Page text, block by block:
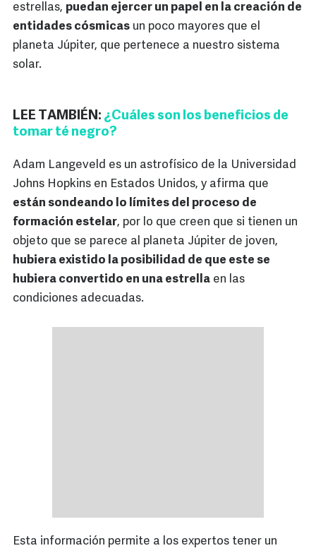
estrellas, puedan ejercer un papel en la creación de
entidades cósmicas un poco mayores que el
planeta Júpiter, que pertenece a nuestro sistema
solar.
LEE TAMBIÉN: ¿Cuáles son los beneficios de
tomar té negro?
Adam Langeveld es un astrofísico de la Universidad
Johns Hopkins en Estados Unidos, y afirma que
están sondeando lo límites del proceso de
formación estelar, por lo que creen que si tienen un
objeto que se parece al planeta Júpiter de joven,
hubiera existido la posibilidad de que este se
hubiera convertido en una estrella en las
condiciones adecuadas.
Esta información permite a los expertos tener un